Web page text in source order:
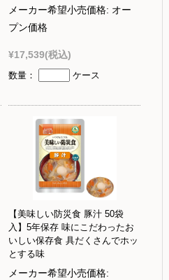
メーカー希望小売価格: オー
プン価格
¥17,539(税込)
数量： ケース
【美味しい防災食 豚汁 50袋
入】5年保存 味にこだわったお
いしい保存食 具だくさんでホッ
とする味
メーカー希望小売価格: